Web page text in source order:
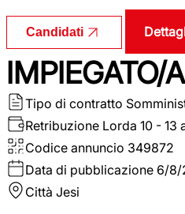
Candidati
IMPIEGATO/
Tipo di contratto
Retribuzione Lorda 10 - 13
Codice annuncio 349872
Data di pubblicazione 6/8/
Città Jesi